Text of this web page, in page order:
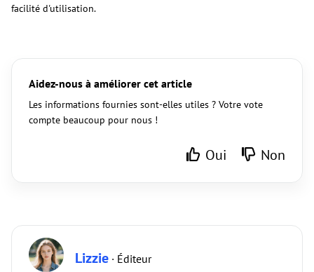
facilité d'utilisation.
Aidez-nous à améliorer cet article
Les informations fournies sont-elles utiles ? Votre vote
compte beaucoup pour nous !
Oui Non
Lizzie · Éditeur